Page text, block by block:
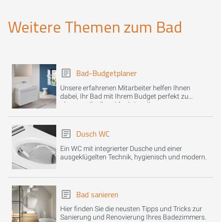
Weitere Themen zum Bad
Bad-Budgetplaner
Unsere erfahrenen Mitarbeiter helfen Ihnen
dabei, Ihr Bad mit Ihrem Budget perfekt zu
planen, stilvoll und funktionell.
Dusch WC
Ein WC mit integrierter Dusche und einer
ausgeklügelten Technik, hygienisch und modern.
Bad sanieren
Hier finden Sie die neusten Tipps und Tricks zur
Sanierung und Renovierung Ihres Badezimmers.